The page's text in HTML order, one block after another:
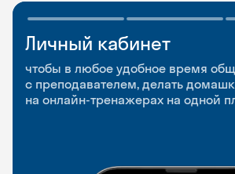
Личный кабинет
чтобы в любое удобное время
с преподавателем, делать
на онлайн-тренажерах на одной
Мобильное
приложение
чтобы заниматься и изучать
и когда удобно
Разговорные клубы
и Talks
Групповые занятия для
и индивидуальные встречи с